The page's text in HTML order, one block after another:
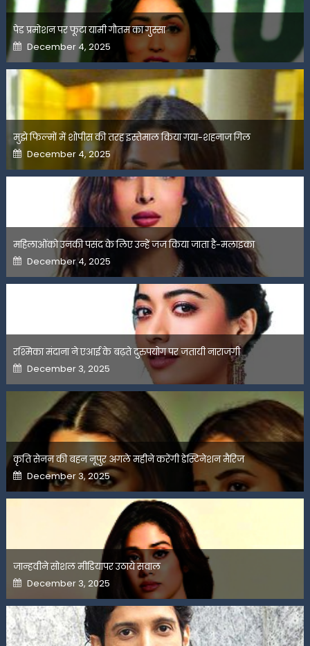
पेड प्रमोशन पर फूटा यामी गौतम का गुस्सा
Posted
on
December 4, 2025
मुझे फिल्मों में शोपीस की तरह इस्तेमाल किया गया-शहनाज गिल
Posted
on
December 4, 2025
महिलाओंको उनकी पसंद के लिए उन्हें जज किया जाता है-मलाइका
Posted
on
December 4, 2025
रश्मिका मंदाना ने एआई के बढ़ते दुरुपयोग पर जतायी नाराजगी
Posted
on
December 3, 2025
कृति सेनन की बहन नूपुर अगले महीने करेंगी डेस्टिनेशन मैरिज
Posted
on
December 3, 2025
जान्हवीने सोशल मीडियापर उठाये सवाल
Posted
on
December 3, 2025